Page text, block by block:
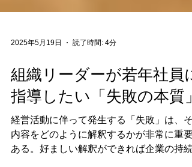
2025年5月19日 読了時間: 4分
組織リーダーが若年社員に
指導したい「失敗の本質」